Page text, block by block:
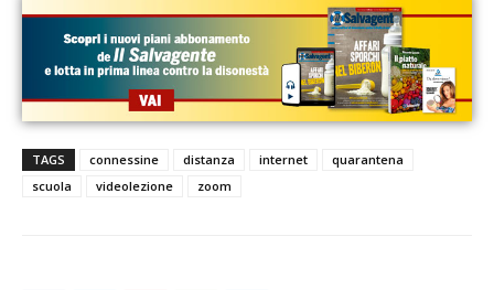
TAGS connessine distanza internet
quarantena
scuola
videolezione zoom